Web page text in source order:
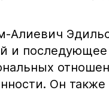
Алиевич
и последующее
Он